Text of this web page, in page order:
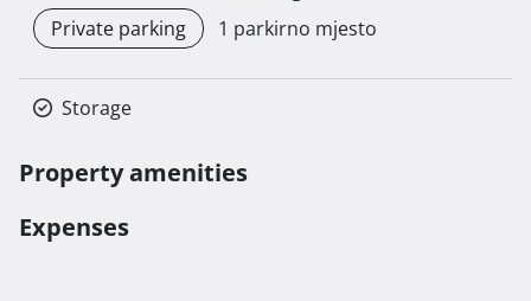
Private parking
1 parkirno mjesto
Storage
Property amenities
Expenses